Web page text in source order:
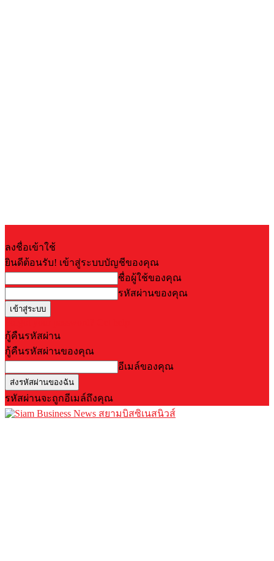
ลงชื่อเข้าใช้
ยินดีต้อนรับ! เข้าสู่ระบบบัญชีของคุณ
ชื่อผู้ใช้ของคุณ
รหัสผ่านของคุณ
กู้คืนรหัสผ่าน
กู้คืนรหัสผ่านของคุณ
อีเมล์ของคุณ
รหัสผ่านจะถูกอีเมล์ถึงคุณ
สยามบิสซิเนสนิวส์